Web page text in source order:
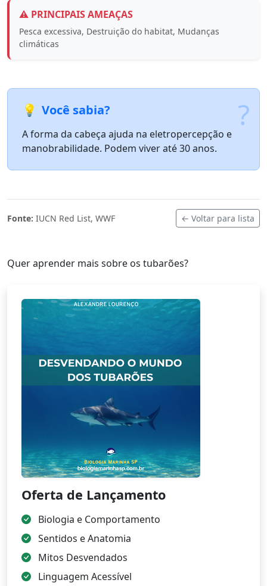
⚠️ PRINCIPAIS AMEAÇAS
Pesca excessiva, Destruição do habitat, Mudanças
climáticas
?
💡 Você sabia?
A forma da cabeça ajuda na eletropercepção e
manobrabilidade. Podem viver até 30 anos.
Fonte: IUCN Red List, WWF ← Voltar para lista
Quer aprender mais sobre os tubarões?
Oferta de Lançamento
Biologia e Comportamento
Sentidos e Anatomia
Mitos Desvendados
Linguagem Acessível